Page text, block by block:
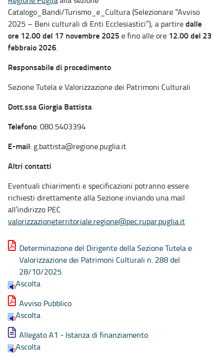
Catalogo_Bandi/Turismo_e_Cultura (Selezionare “Avviso
2025 – Beni culturali di Enti Ecclesiastici”), a partiredalle
ore 12.00 del 17 novembre 2025 e fino alle ore 12.00 del 23
febbraio 2026.
Responsabile di procedimento
Sezione Tutela e Valorizzazione dei Patrimoni Culturali
Dott.ssa Giorgia Battista
Telefono: 080.5403394
E-mail: g.battista@regione.puglia.it
Altri contatti
Eventuali chiarimenti e specificazioni potranno essere
richiesti direttamente alla Sezione inviando una mail
all’indirizzo PEC
valorizzazioneterritoriale.regione@pec.rupar.puglia.it
Determinazione del Dirigente della Sezione Tutela e
Valorizzazione dei Patrimoni Culturali n. 288 del
28/10/2025
Ascolta
Avviso Pubblico
Ascolta
Allegato A1 - Istanza di finanziamento
Ascolta